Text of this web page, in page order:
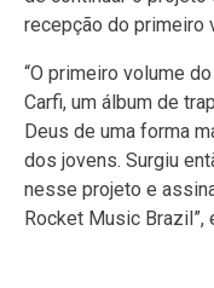
recepção do primeiro
“O primeiro volume
Carfi, um álbum de
Deus de uma forma
dos jovens. Surgiu
nesse projeto e
Rocket Music Brazil”,